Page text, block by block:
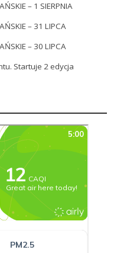
– 1 SIERPNIA
– 31 LIPCA
– 30 LIPCA
Startuje 2 edycja